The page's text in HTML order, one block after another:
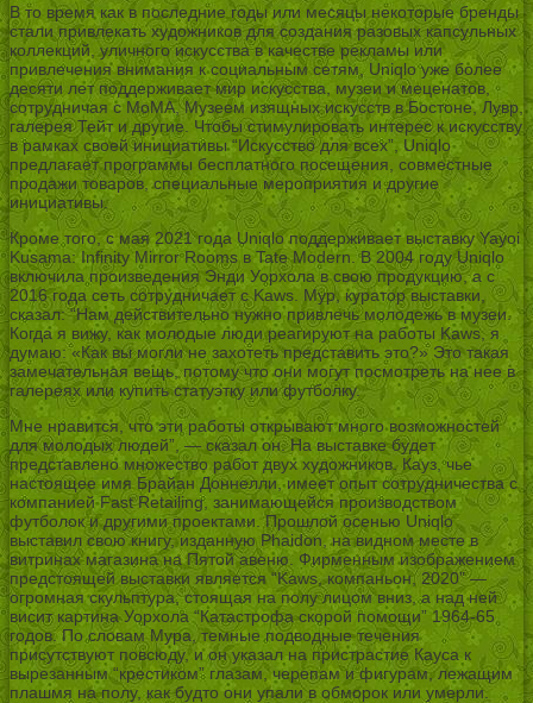
В то время как в последние годы или месяцы некоторые бренды
стали привлекать художников для создания разовых капсульных
коллекций, уличного искусства в качестве рекламы или
привлечения внимания к социальным сетям, Uniqlo уже более
десяти лет поддерживает мир искусства, музеи и меценатов,
сотрудничая с МоМА, Музеем изящных искусств в Бостоне, Лувр,
галерея Тейт и другие. Чтобы стимулировать интерес к искусству
в рамках своей инициативы “Искусство для всех”, Uniqlo
предлагает программы бесплатного посещения, совместные
продажи товаров, специальные мероприятия и другие
инициативы.
Кроме того, с мая 2021 года Uniqlo поддерживает выставку Yayoi
Kusama: Infinity Mirror Rooms в Tate Modern. В 2004 году Uniqlo
включила произведения Энди Уорхола в свою продукцию, а с
2016 года сеть сотрудничает с Kaws. Мур, куратор выставки,
сказал: “Нам действительно нужно привлечь молодежь в музеи.
Когда я вижу, как молодые люди реагируют на работы Kaws, я
думаю: «Как вы могли не захотеть представить это?» Это такая
замечательная вещь, потому что они могут посмотреть на нее в
галереях или купить статуэтку или футболку.
Мне нравится, что эти работы открывают много возможностей
для молодых людей”, — сказал он. На выставке будет
представлено множество работ двух художников. Кауз, чье
настоящее имя Брайан Доннелли, имеет опыт сотрудничества с
компанией Fast Retailing, занимающейся производством
футболок и другими проектами. Прошлой осенью Uniqlo
выставил свою книгу, изданную Phaidon, на видном месте в
витринах магазина на Пятой авеню. Фирменным изображением
предстоящей выставки является “Kaws, компаньон, 2020” —
огромная скульптура, стоящая на полу лицом вниз, а над ней
висит картина Уорхола “Катастрофа скорой помощи” 1964-65
годов. По словам Мура, темные подводные течения
присутствуют повсюду, и он указал на пристрастие Кауса к
вырезанным “крестиком” глазам, черепам и фигурам, лежащим
плашмя на полу, как будто они упали в обморок или умерли.